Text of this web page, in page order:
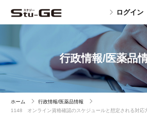
ログイン
行政情報/医薬品
ホーム
行政情報/医薬品情報
1148 オンライン資格確認のスケジュールと想定される対